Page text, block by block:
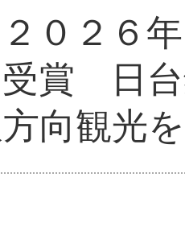
０２６
賞 日
向観光